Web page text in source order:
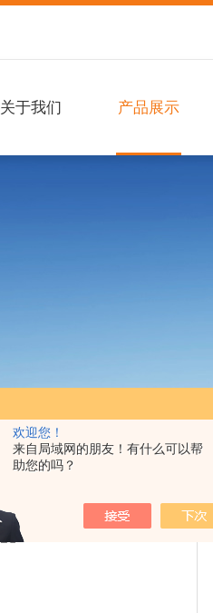
欢迎您！
来自局域网的朋友！有什么可以帮
助您的吗？
关于我们 产品展示
我的位置： 首页>